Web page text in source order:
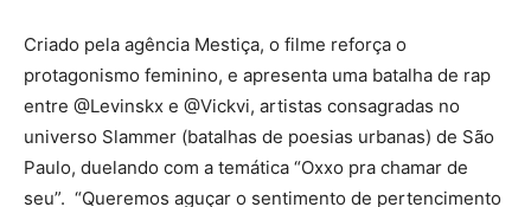
Criado pela agência Mestiça, o filme reforça o
protagonismo feminino, e apresenta uma batalha de rap
entre @Levinskx e @Vickvi, artistas consagradas no
universo Slammer (batalhas de poesias urbanas) de São
Paulo, duelando com a temática “Oxxo pra chamar de
seu”. “Queremos aguçar o sentimento de pertencimento